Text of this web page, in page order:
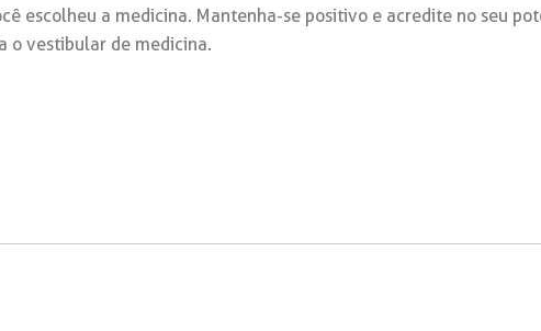
escolheu a medicina. Mantenha-se positivo e acredite no seu
o vestibular de medicina.